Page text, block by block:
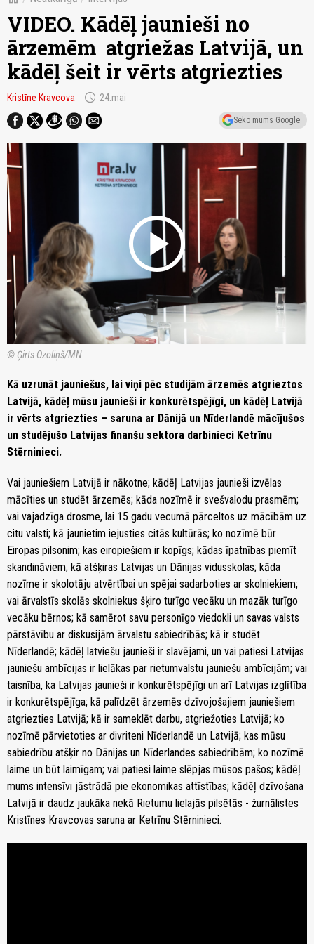
VIDEO. Kādēļ jaunieši no
ārzemēm atgriežas Latvijā, un
kādēļ šeit ir vērts atgriezties
Kristīne Kravcova schedule 24.mai
Seko mums Google
play_circle
© Ģirts Ozoliņš/MN
Kā uzrunāt jauniešus, lai viņi pēc studijām ārzemēs atgrieztos
Latvijā, kādēļ mūsu jaunieši ir konkurētspējīgi, un kādēļ Latvijā
ir vērts atgriezties – saruna ar Dānijā un Nīderlandē mācījušos
un studējušo Latvijas finanšu sektora darbinieci Ketrīnu
Stērninieci.
Vai jauniešiem Latvijā ir nākotne; kādēļ Latvijas jaunieši izvēlas
mācīties un studēt ārzemēs; kāda nozīmē ir svešvalodu prasmēm;
vai vajadzīga drosme, lai 15 gadu vecumā pārceltos uz mācībām uz
citu valsti; kā jaunietim iejusties citās kultūrās; ko nozīmē būr
Eiropas pilsonim; kas eiropiešiem ir kopīgs; kādas īpatnības piemīt
skandināviem; kā atšķiras Latvijas un Dānijas vidusskolas; kāda
nozīme ir skolotāju atvērtībai un spējai sadarboties ar skolniekiem;
vai ārvalstīs skolās skolniekus šķiro turīgo vecāku un mazāk turīgo
vecāku bērnos; kā samērot savu personīgo viedokli un savas valsts
pārstāvību ar diskusijām ārvalstu sabiedrībās; kā ir studēt
Nīderlandē; kādēļ latviešu jaunieši ir slavējami, un vai patiesi Latvijas
jauniešu ambīcijas ir lielākas par rietumvalstu jauniešu ambīcijām; vai
taisnība, ka Latvijas jaunieši ir konkurētspējīgi un arī Latvijas izglītība
ir konkurētspējīga; kā palīdzēt ārzemēs dzīvojošajiem jauniešiem
atgriezties Latvijā; kā ir sameklēt darbu, atgriežoties Latvijā; ko
nozīmē pārvietoties ar divriteni Nīderlandē un Latvijā; kas mūsu
sabiedrību atšķir no Dānijas un Nīderlandes sabiedrībām; ko nozīmē
laime un būt laimīgam; vai patiesi laime slēpjas mūsos pašos; kādēļ
mums intensīvi jāstrādā pie ekonomikas attīstības; kādēļ dzīvošana
Latvijā ir daudz jaukāka nekā Rietumu lielajās pilsētās - žurnālistes
Kristīnes Kravcovas saruna ar Ketrīnu Stērninieci.